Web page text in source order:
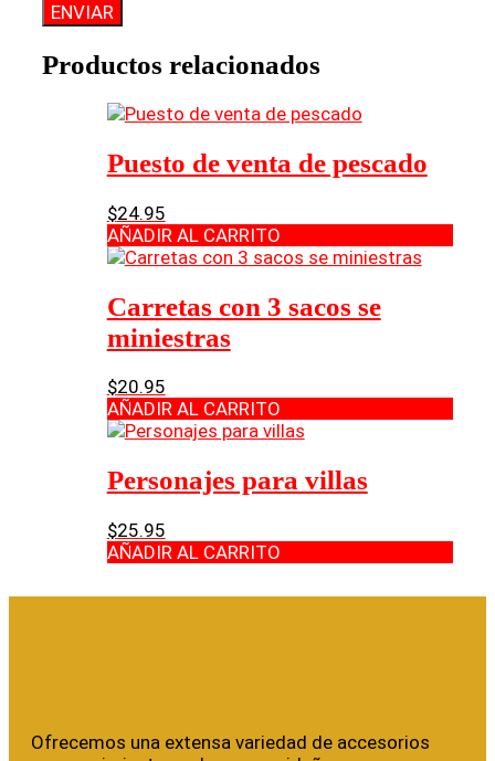
Productos relacionados
Puesto de venta de pescado
$24.95
AÑADIR AL CARRITO
Carretas con 3 sacos se
miniestras
$20.95
AÑADIR AL CARRITO
Personajes para villas
$25.95
AÑADIR AL CARRITO
Ofrecemos una extensa variedad de accesorios